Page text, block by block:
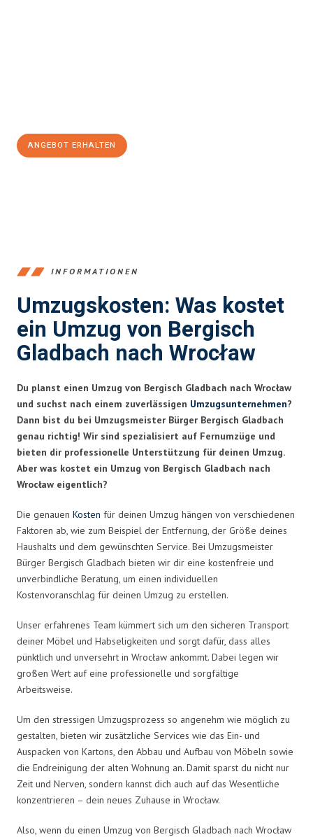
ANGEBOT ERHALTEN
INFORMATIONEN
Umzugskosten: Was kostet
ein Umzug von Bergisch
Gladbach nach Wrocław
Du planst einen Umzug von Bergisch Gladbach nach Wrocław
und suchst nach einem zuverlässigen Umzugsunternehmen?
Dann bist du bei Umzugsmeister Bürger Bergisch Gladbach
genau richtig! Wir sind spezialisiert auf Fernumzüge und
bieten dir professionelle Unterstützung für deinen Umzug.
Aber was kostet ein Umzug von Bergisch Gladbach nach
Wrocław eigentlich?
Die genauen Kosten für deinen Umzug hängen von verschiedenen
Faktoren ab, wie zum Beispiel der Entfernung, der Größe deines
Haushalts und dem gewünschten Service. Bei Umzugsmeister
Bürger Bergisch Gladbach bieten wir dir eine kostenfreie und
unverbindliche Beratung, um einen individuellen
Kostenvoranschlag für deinen Umzug zu erstellen.
Unser erfahrenes Team kümmert sich um den sicheren Transport
deiner Möbel und Habseligkeiten und sorgt dafür, dass alles
pünktlich und unversehrt in Wrocław ankommt. Dabei legen wir
großen Wert auf eine professionelle und sorgfältige
Arbeitsweise.
Um den stressigen Umzugsprozess so angenehm wie möglich zu
gestalten, bieten wir zusätzliche Services wie das Ein- und
Auspacken von Kartons, den Abbau und Aufbau von Möbeln sowie
die Endreinigung der alten Wohnung an. Damit sparst du nicht nur
Zeit und Nerven, sondern kannst dich auch auf das Wesentliche
konzentrieren – dein neues Zuhause in Wrocław.
Also, wenn du einen Umzug von Bergisch Gladbach nach Wrocław